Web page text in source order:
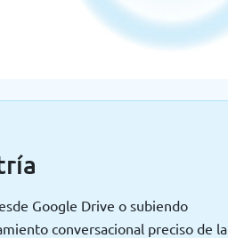
Google Drive o subiendo
conversacional preciso de la